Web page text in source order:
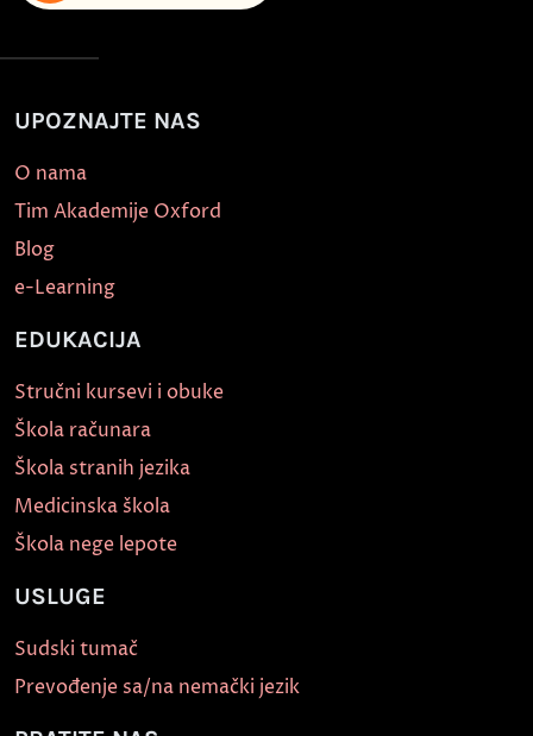
UPOZNAJTE NAS
O nama
Tim Akademije Oxford
Blog
e-Learning
EDUKACIJA
Stručni kursevi i obuke
Škola računara
Škola stranih jezika
Medicinska škola
Škola nege lepote
USLUGE
Sudski tumač
Prevođenje sa/na nemački jezik